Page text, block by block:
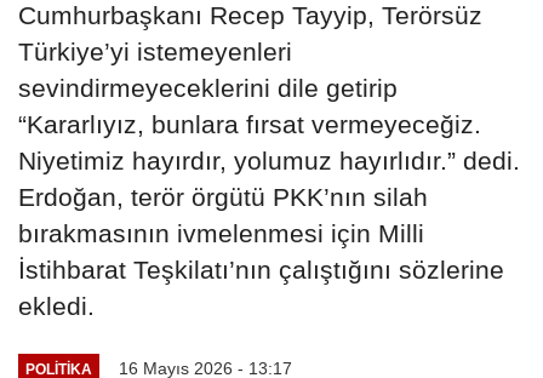
Cumhurbaşkanı Recep Tayyip, Terörsüz
Türkiye’yi istemeyenleri
sevindirmeyeceklerini dile getirip
“Kararlıyız, bunlara fırsat vermeyeceğiz.
Niyetimiz hayırdır, yolumuz hayırlıdır.” dedi.
Erdoğan, terör örgütü PKK’nın silah
bırakmasının ivmelenmesi için Milli
İstihbarat Teşkilatı’nın çalıştığını sözlerine
ekledi.
POLITIKA 16 Mayıs 2026 - 13:17